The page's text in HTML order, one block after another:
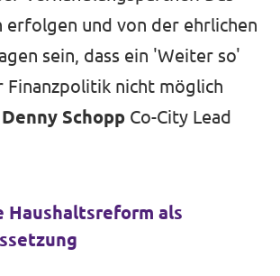
erfolgen und von der ehrlichen
sein, dass ein 'Weiter so'
Finanzpolitik nicht möglich
Denny Schopp Co-City Lead
als